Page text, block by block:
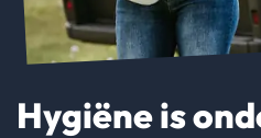
Hygiëne is